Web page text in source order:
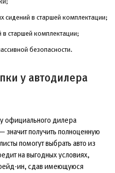
сидений в старшей комплектации;
в старшей комплектации;
безопасности.
у автодилера
официального дилера
значит получить полноценную
помогут выбрать авто из
на выгодных условиях,
ин, сдав имеющуюся